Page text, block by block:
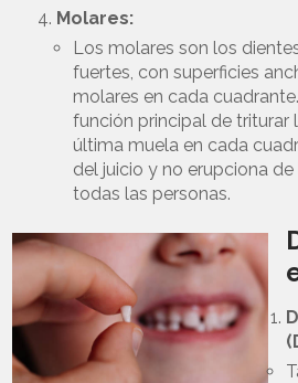
Molares:
Los molares son los
fuertes, con superficies
molares en cada
función principal de triturar
última muela en cada
del juicio y no erupciona
todas las personas.